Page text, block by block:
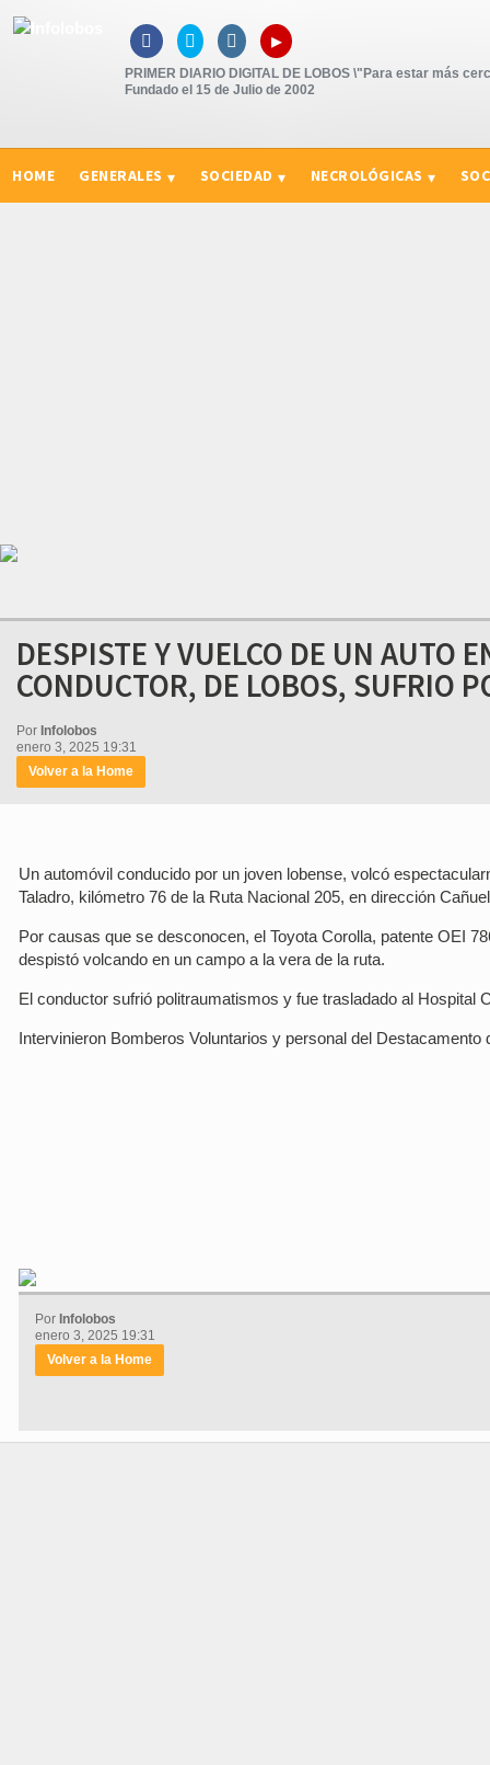
   ▸
PRIMER DIARIO DIGITAL DE LOBOS \"Para estar más
Fundado el 15 de Julio de 2002
HOME GENERALES SOCIEDAD NECROLÓGICAS
DESPISTE Y VUELCO DE UN AUTO
CONDUCTOR, DE LOBOS, SUFRIO
Por Infolobos
enero 3, 2025 19:31
Volver a la Home
Un automóvil conducido por un joven lobense, volcó
Taladro, kilómetro 76 de la Ruta Nacional 205, en dirección
Por causas que se desconocen, el Toyota Corolla, patente OEI
despistó volcando en un campo a la vera de la ruta.
El conductor sufrió politraumatismos y fue trasladado al Hospital
Intervinieron Bomberos Voluntarios y personal del Destacamento
Por Infolobos
enero 3, 2025 19:31
Volver a la Home